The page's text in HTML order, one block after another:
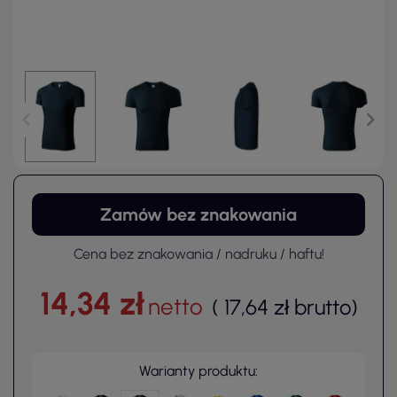
Zamów bez znakowania
Cena bez znakowania / nadruku / haftu!
14,34 złnetto ( 17,64 zł brutto)
Warianty produktu: